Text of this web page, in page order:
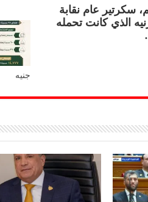
سكرتير عام نقابة
الذي كانت تحمله
جنيه